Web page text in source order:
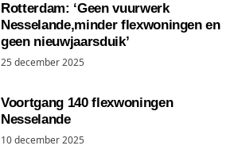
Rotterdam: ‘Geen vuurwerk
Nesselande,minder flexwoningen en
geen nieuwjaarsduik’
25 december 2025
Voortgang 140 flexwoningen
Nesselande
10 december 2025